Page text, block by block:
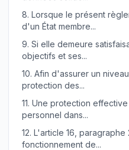
8. Lorsque le présent
d'un État membre...
9. Si elle demeure
objectifs et ses...
10. Afin d'assurer un
protection des...
11. Une protection
personnel dans...
12. L'article 16, paragraphe
fonctionnement de...